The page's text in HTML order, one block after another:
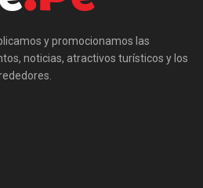
y promocionamos las
noticias, atractivos turísticos y los